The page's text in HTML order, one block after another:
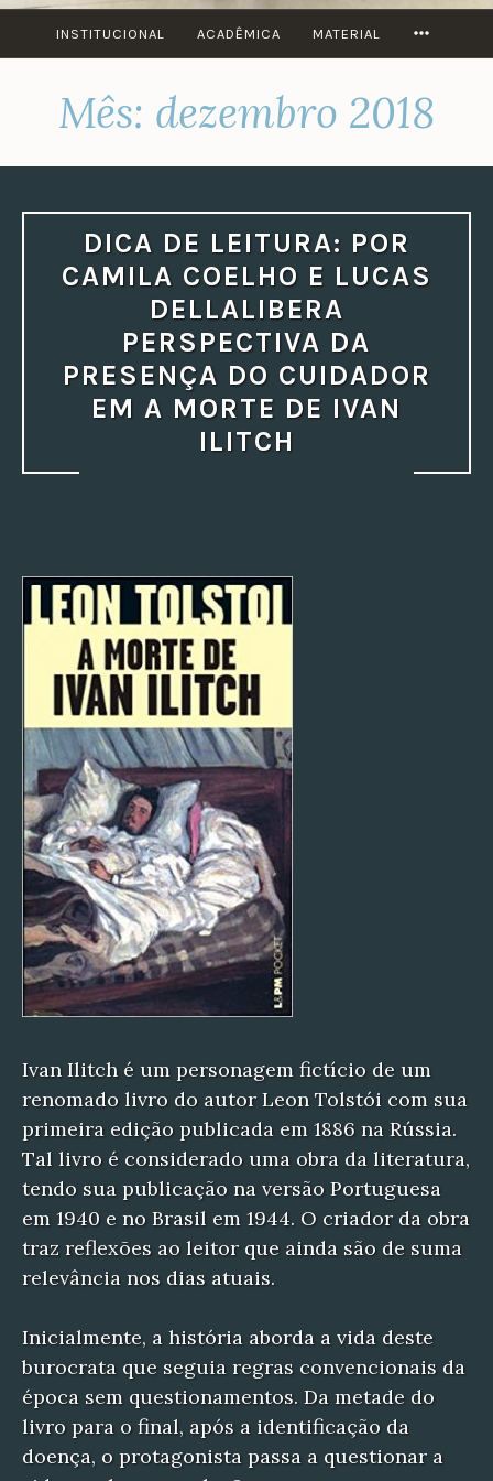
INSTITUCIONAL ACADÊMICA MATERIAL
Mês: dezembro 2018
DICA DE LEITURA: POR
CAMILA COELHO E LUCAS
DELLALIBERA
PERSPECTIVA DA
PRESENÇA DO CUIDADOR
EM A MORTE DE IVAN
ILITCH
Ivan Ilitch é um personagem fictício de um
renomado livro do autor Leon Tolstói com sua
primeira edição publicada em 1886 na Rússia.
Tal livro é considerado uma obra da literatura,
tendo sua publicação na versão Portuguesa
em 1940 e no Brasil em 1944. O criador da obra
traz reflexões ao leitor que ainda são de suma
relevância nos dias atuais.
Inicialmente, a história aborda a vida deste
burocrata que seguia regras convencionais da
época sem questionamentos. Da metade do
livro para o final, após a identificação da
doença, o protagonista passa a questionar a